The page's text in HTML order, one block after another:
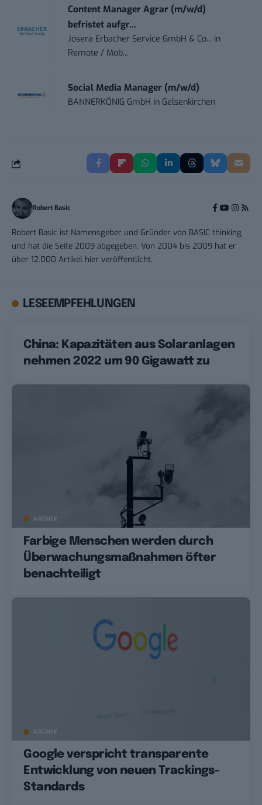
Content Manager Agrar (m/w/d)
befristet aufgr...
Josera Erbacher Service GmbH & Co... in
Remote / Mob...
Social Media Manager (m/w/d)
BANNERKÖNIG GmbH in Gelsenkirchen
Robert Basic
Robert Basic ist Namensgeber und Gründer von BASIC thinking
und hat die Seite 2009 abgegeben. Von 2004 bis 2009 hat er
über 12.000 Artikel hier veröffentlicht.
LESEEMPFEHLUNGEN
China: Kapazitäten aus Solaranlagen
nehmen 2022 um 90 Gigawatt zu
ARCHIV
Farbige Menschen werden durch
Überwachungsmaßnahmen öfter
benachteiligt
ARCHIV
Google verspricht transparente
Entwicklung von neuen Trackings-
Standards